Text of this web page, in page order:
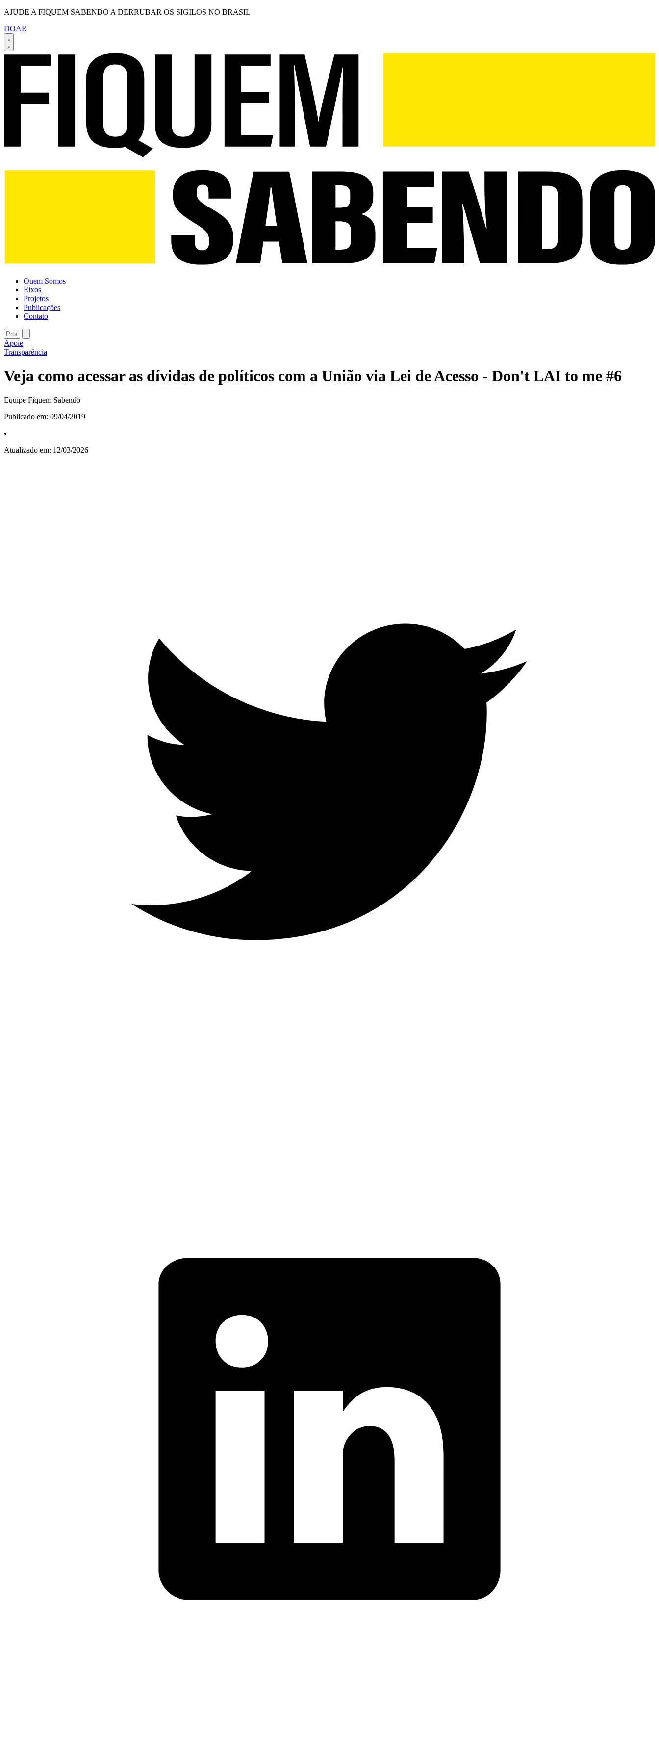
AJUDE A FIQUEM SABENDO A DERRUBAR OS SIGILOS NO BRASIL
DOAR
Quem Somos
Eixos
Projetos
Publicações
Contato
Apoie
Transparência
Veja como acessar as dívidas de políticos com a União via Lei de Acesso - Don't LAI to me #6
Equipe Fiquem Sabendo
Publicado em: 09/04/2019
•
Atualizado em: 12/03/2026